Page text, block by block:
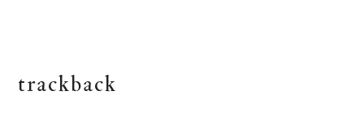
trackback